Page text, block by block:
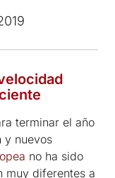
terminar el año
y nuevos
no ha sido
muy diferentes a